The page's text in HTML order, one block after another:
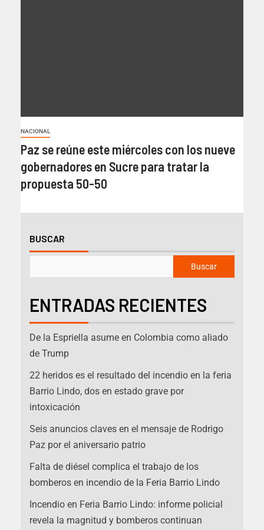
NACIONAL
Paz se reúne este miércoles con los nueve
gobernadores en Sucre para tratar la
propuesta 50-50
BUSCAR
Buscar
ENTRADAS RECIENTES
De la Espriella asume en Colombia como aliado
de Trump
22 heridos es el resultado del incendio en la feria
Barrio Lindo, dos en estado grave por
intoxicación
Seis anuncios claves en el mensaje de Rodrigo
Paz por el aniversario patrio
Falta de diésel complica el trabajo de los
bomberos en incendio de la Feria Barrio Lindo
Incendio en Feria Barrio Lindo: informe policial
revela la magnitud y bomberos continuan